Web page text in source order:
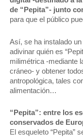
de “Pepita”- junto
para que el público
Así, se ha instalado
adivinar quién es
milimétrica -mediante
cráneo- y obtener
antropológica, tales
alimentación…
“Pepita”: entre los
conservados de
El esqueleto “Pepita”